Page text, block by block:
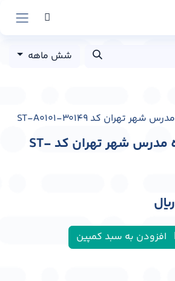
شش ماهه
استرابورد بزرگراه مدرس شهر تهران کد ST-
﷼
افزودن به سبد کمپین